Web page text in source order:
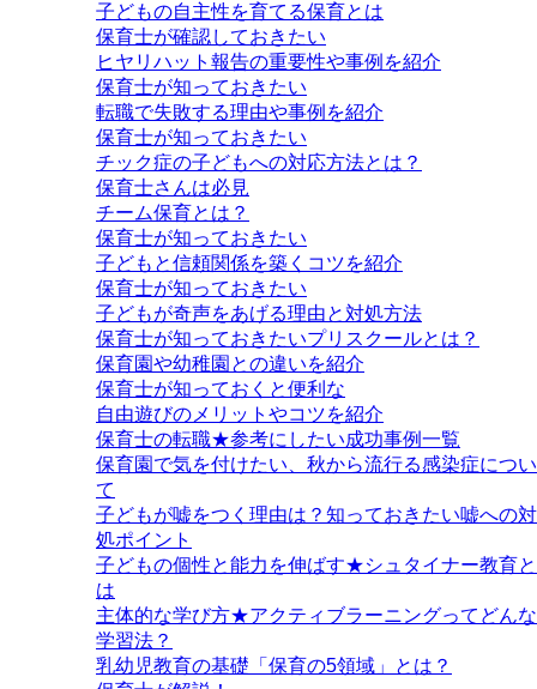
子どもの自主性を育てる保育とは
保育士が確認しておきたい
ヒヤリハット報告の重要性や事例を紹介
保育士が知っておきたい
転職で失敗する理由や事例を紹介
保育士が知っておきたい
チック症の子どもへの対応方法とは？
保育士さんは必見
チーム保育とは？
保育士が知っておきたい
子どもと信頼関係を築くコツを紹介
保育士が知っておきたい
子どもが奇声をあげる理由と対処方法
保育士が知っておきたいプリスクールとは？
保育園や幼稚園との違いを紹介
保育士が知っておくと便利な
自由遊びのメリットやコツを紹介
保育士の転職★参考にしたい成功事例一覧
保育園で気を付けたい、秋から流行る感染症につい
て
子どもが嘘をつく理由は？知っておきたい嘘への対
処ポイント
子どもの個性と能力を伸ばす★シュタイナー教育と
は
主体的な学び方★アクティブラーニングってどんな
学習法？
乳幼児教育の基礎「保育の5領域」とは？